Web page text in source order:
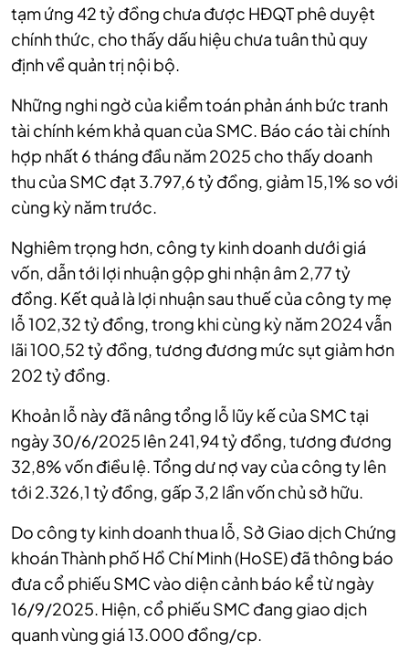
tạm ứng 42 tỷ đồng chưa được HĐQT phê duyệt
chính thức, cho thấy dấu hiệu chưa tuân thủ quy
định về quản trị nội bộ.
Những nghi ngờ của kiểm toán phản ánh bức tranh
tài chính kém khả quan của SMC. Báo cáo tài chính
hợp nhất 6 tháng đầu năm 2025 cho thấy doanh
thu của SMC đạt 3.797,6 tỷ đồng, giảm 15,1% so với
cùng kỳ năm trước.
Nghiêm trọng hơn, công ty kinh doanh dưới giá
vốn, dẫn tới lợi nhuận gộp ghi nhận âm 2,77 tỷ
đồng. Kết quả là lợi nhuận sau thuế của công ty mẹ
lỗ 102,32 tỷ đồng, trong khi cùng kỳ năm 2024 vẫn
lãi 100,52 tỷ đồng, tương đương mức sụt giảm hơn
202 tỷ đồng.
Khoản lỗ này đã nâng tổng lỗ lũy kế của SMC tại
ngày 30/6/2025 lên 241,94 tỷ đồng, tương đương
32,8% vốn điều lệ. Tổng dư nợ vay của công ty lên
tới 2.326,1 tỷ đồng, gấp 3,2 lần vốn chủ sở hữu.
Do công ty kinh doanh thua lỗ, Sở Giao dịch Chứng
khoán Thành phố Hồ Chí Minh (HoSE) đã thông báo
đưa cổ phiếu SMC vào diện cảnh báo kể từ ngày
16/9/2025. Hiện, cổ phiếu SMC đang giao dịch
quanh vùng giá 13.000 đồng/cp.